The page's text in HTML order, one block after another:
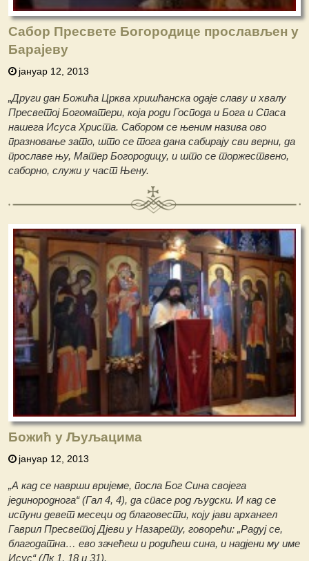
Сабор Пресвете Богородице прослављен у
Барајеву
јануар 12, 2013
„Други дан Божића Црква хришћанска одаје славу и хвалу
Пресветој Богоматери, која роди Господа и Бога и Спаса
нашега Исуса Христа. Сабором се њеним назива ово
празновање зато, што се тога дана сабирају сви верни, да
прославе њу, Матер Богорoдицу, и што се торжествено,
саборно, служи у част Њену.
Божић у Љуљацима
јануар 12, 2013
„А кад се наврши вријеме, посла Бог Сина својега
јединороднога“ (Гал 4, 4), да спасе род људски. И кад се
испуни девет месеци од благовести, коју јави архангел
Гаврил Пресветој Дјеви у Назарету, говорећи: „Радуј се,
благодатна… ево зачећеш и родићеш сина, и надјени му име
Исус“ (Лк 1, 18 и 31).